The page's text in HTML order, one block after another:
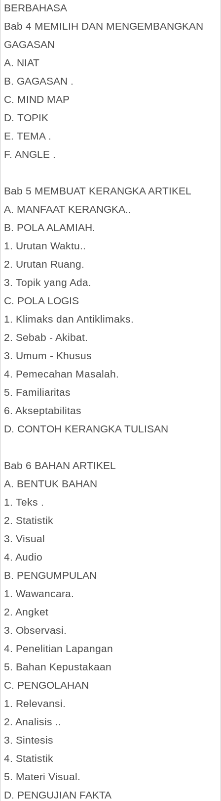
BERBAHASA
Bab 4 MEMILIH DAN MENGEMBANGKAN
GAGASAN
A. NIAT
B. GAGASAN .
C. MIND MAP
D. TOPIK
E. TEMA .
F. ANGLE .
Bab 5 MEMBUAT KERANGKA ARTIKEL
A. MANFAAT KERANGKA..
B. POLA ALAMIAH.
1. Urutan Waktu..
2. Urutan Ruang.
3. Topik yang Ada.
C. POLA LOGIS
1. Klimaks dan Antiklimaks.
2. Sebab - Akibat.
3. Umum - Khusus
4. Pemecahan Masalah.
5. Familiaritas
6. Akseptabilitas
D. CONTOH KERANGKA TULISAN
Bab 6 BAHAN ARTIKEL
A. BENTUK BAHAN
1. Teks .
2. Statistik
3. Visual
4. Audio
B. PENGUMPULAN
1. Wawancara.
2. Angket
3. Observasi.
4. Penelitian Lapangan
5. Bahan Kepustakaan
C. PENGOLAHAN
1. Relevansi.
2. Analisis ..
3. Sintesis
4. Statistik
5. Materi Visual.
D. PENGUJIAN FAKTA